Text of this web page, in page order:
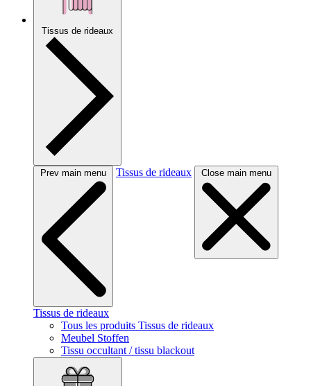
Tissus de rideaux
Prev main menu Tissus de rideaux Close main menu
Tissus de rideaux
Tous les produits Tissus de rideaux
Meubel Stoffen
Tissu occultant / tissu blackout